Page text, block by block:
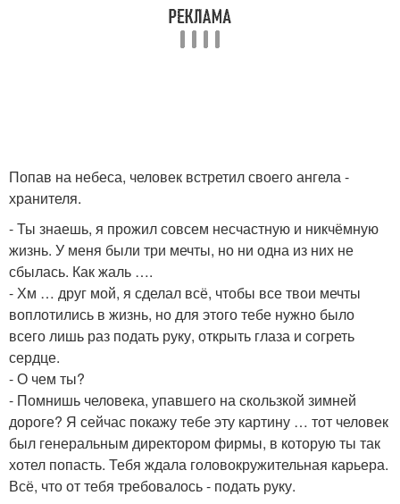
Попав на небеса, человек встретил своего ангела -
хранителя.
- Ты знаешь, я прожил совсем несчастную и никчёмную
жизнь. У меня были три мечты, но ни одна из них не
сбылась. Как жаль ….
- Хм … друг мой, я сделал всё, чтобы все твои мечты
воплотились в жизнь, но для этого тебе нужно было
всего лишь раз подать руку, открыть глаза и согреть
сердце.
- О чем ты?
- Помнишь человека, упавшего на скользкой зимней
дороге? Я сейчас покажу тебе эту картину … тот человек
был генеральным директором фирмы, в которую ты так
хотел попасть. Тебя ждала головокружительная карьера.
Всё, что от тебя требовалось - подать руку.